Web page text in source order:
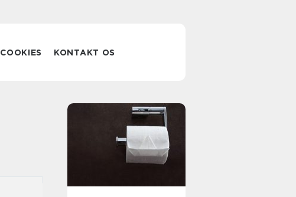
COOKIES KONTAKT OS